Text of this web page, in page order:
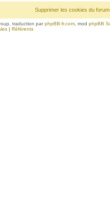
Supprimer les cookies du forum
traduction parphpBB-fr.com , mod phpBB
| Référents